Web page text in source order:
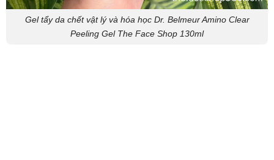
Gel tẩy da chết vật lý và hóa học Dr. Belmeur Amino Clear
Peeling Gel The Face Shop 130ml